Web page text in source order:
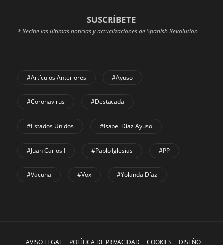
SUSCRÍBETE
* Recibe las últimas noticias y actualizaciones de Spanish Revolution
#Artículos Anteriores #Ayuso
#coronavirus #Destacada
#Estados Unidos #Isabel Díaz Ayuso
#Juan Carlos I #Pablo Iglesias #PP
#Vacuna #Vox #Yolanda Díaz
AVISO LEGAL POLÍTICA DE PRIVACIDAD COOKIES DISEÑO